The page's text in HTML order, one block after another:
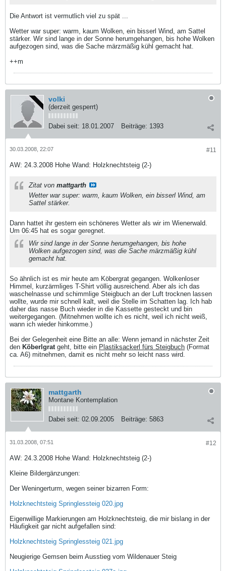
Die Antwort ist vermutlich viel zu spät ...
Wetter war super: warm, kaum Wolken, ein bisserl Wind, am Sattel
stärker. Wir sind lange in der Sonne herumgehangen, bis hohe Wolken
aufgezogen sind, was die Sache märzmäßig kühl gemacht hat.
++m
volki
(derzeit gesperrt)
Dabei seit: 18.01.2007 Beiträge: 1393
#11
30.03.2008, 22:07
AW: 24.3.2008 Hohe Wand: Holzknechtsteig (2-)
Zitat von mattgarth
Wetter war super: warm, kaum Wolken, ein bisserl Wind, am
Sattel stärker.
Dann hattet ihr gestern ein schöneres Wetter als wir im Wienerwald.
Um 06:45 hat es sogar geregnet.
Wir sind lange in der Sonne herumgehangen, bis hohe
Wolken aufgezogen sind, was die Sache märzmäßig kühl
gemacht hat.
So ähnlich ist es mir heute am Köbergrat gegangen. Wolkenloser
Himmel, kurzärmliges T-Shirt völlig ausreichend. Aber als ich das
waschelnasse und schimmlige Steigbuch an der Luft trocknen lassen
wollte, wurde mir schnell kalt, weil die Stelle im Schatten lag. Ich hab
daher das nasse Buch wieder in die Kassette gesteckt und bin
weitergegangen. (Mitnehmen wollte ich es nicht, weil ich nicht weiß,
wann ich wieder hinkomme.)
Bei der Gelegenheit eine Bitte an alle: Wenn jemand in nächster Zeit
den Köberlgratgeht, bitte ein Plastiksackerl fürs Steigbuch (Format
ca. A6) mitnehmen, damit es nicht mehr so leicht nass wird.
mattgarth
Montane Kontemplation
Dabei seit: 02.09.2005 Beiträge: 5863
#12
31.03.2008, 07:51
AW: 24.3.2008 Hohe Wand: Holzknechtsteig (2-)
Kleine Bildergänzungen:
Der Weningerturm, wegen seiner bizarren Form:
Holzknechtsteig Springlessteig 020.jpg
Eigenwillige Markierungen am Holzknechtsteig, die mir bislang in der
Häufigkeit gar nicht aufgefallen sind:
Holzknechtsteig Springlessteig 021.jpg
Neugierige Gemsen beim Ausstieg vom Wildenauer Steig